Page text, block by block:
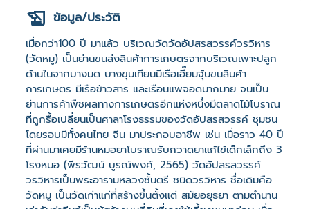
ข้อมูล/ประวัติ
เมื่อกว่า100 ปี มาแล้ว บริเวณวัดวัดอัปสรสวรรค์วรวิหาร
(วัดหมู) เป็นย่านขนส่งสินค้าการเกษตรจากบริเวณเพาะปลูก
ด้านในจากบางมด บางขุนเทียนมีเรือเอี๊ยมจุ้นขนสินค้า
การเกษตร มีเรือข้าวสาร และเรือนแพจอดมากมาย จนเป็น
ย่านการค้าพืชผลทางการเกษตรอีกแห่งหนึ่งมีตลาดไม้โบราณ
ที่ถูกรื้อเปลี่ยนเป็นศาลาโรงธรรมของวัดอัปสรสวรรค์ ชุมชน
โดยรอบมีทั้งคนไทย จีน มาประกอบอาชีพ เช่น เมื่อราว 40 ปี
ที่ผ่านมาเคยมีร้านหมอยาโบราณรับกวาดยาแก้ไข้เด็กเล็กถึง 3
โรงหมอ (พีรวัฒน์ บูรณ์พงศ์, 2565) วัดอัปสรสวรรค์
วรวิหารเป็นพระอารามหลวงชั้นตรี ชนิดวรวิหาร ชื่อเดิมคือ
วัดหมู เป็นวัดเก่าแก่ที่สร้างขึ้นตั้งแต่ สมัยอยุธยา ตามตำนาน